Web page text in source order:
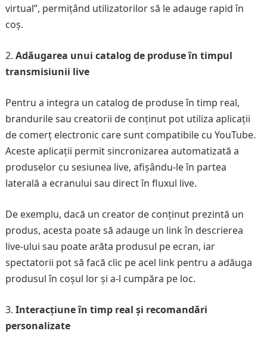
virtual”, permițând utilizatorilor să le adauge rapid în
coș.
Adăugarea unui catalog de produse în timpul
transmisiunii live
Pentru a integra un catalog de produse în timp real,
brandurile sau creatorii de conținut pot utiliza aplicații
de comerț electronic care sunt compatibile cu YouTube.
Aceste aplicații permit sincronizarea automatizată a
produselor cu sesiunea live, afișându-le în partea
laterală a ecranului sau direct în fluxul live.
De exemplu, dacă un creator de conținut prezintă un
produs, acesta poate să adauge un link în descrierea
live-ului sau poate arăta produsul pe ecran, iar
spectatorii pot să facă clic pe acel link pentru a adăuga
produsul în coșul lor și a-l cumpăra pe loc.
Interacțiune în timp real și recomandări
personalizate